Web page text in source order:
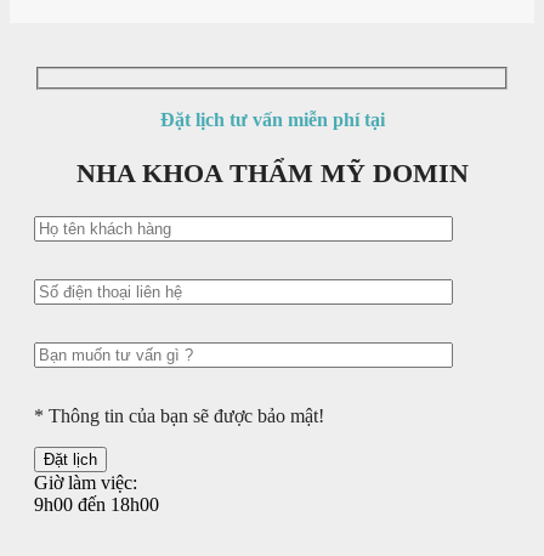
Đặt lịch tư vấn miễn phí tại
NHA KHOA THẨM MỸ DOMIN
* Thông tin của bạn sẽ được bảo mật!
Giờ làm việc:
9h00 đến 18h00